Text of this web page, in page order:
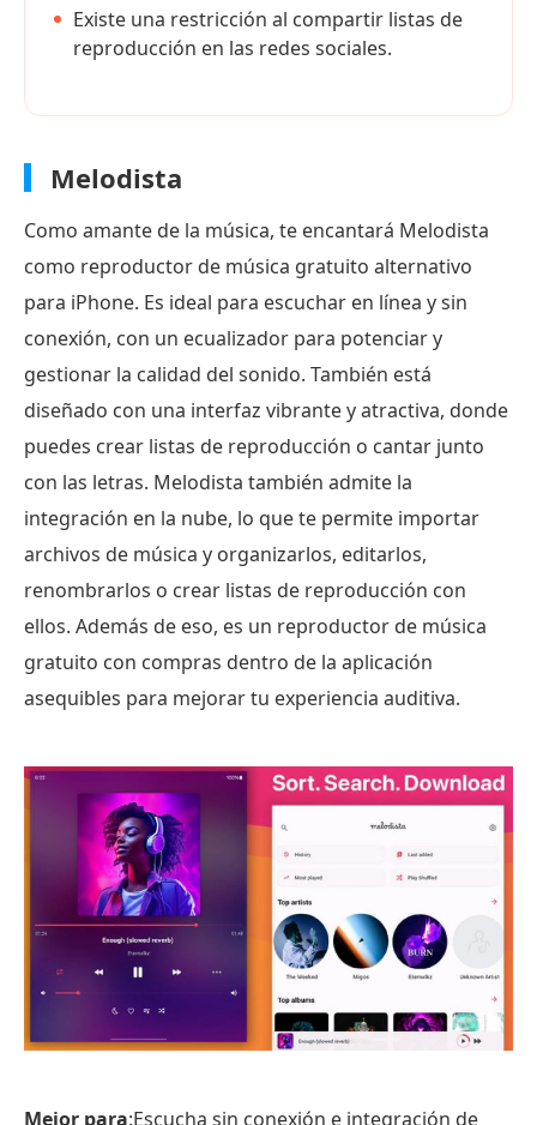
Existe una restricción al compartir listas de
reproducción en las redes sociales.
Melodista
Como amante de la música, te encantará Melodista
como reproductor de música gratuito alternativo
para iPhone. Es ideal para escuchar en línea y sin
conexión, con un ecualizador para potenciar y
gestionar la calidad del sonido. También está
diseñado con una interfaz vibrante y atractiva, donde
puedes crear listas de reproducción o cantar junto
con las letras. Melodista también admite la
integración en la nube, lo que te permite importar
archivos de música y organizarlos, editarlos,
renombrarlos o crear listas de reproducción con
ellos. Además de eso, es un reproductor de música
gratuito con compras dentro de la aplicación
asequibles para mejorar tu experiencia auditiva.
Mejor para:Escucha sin conexión e integración de